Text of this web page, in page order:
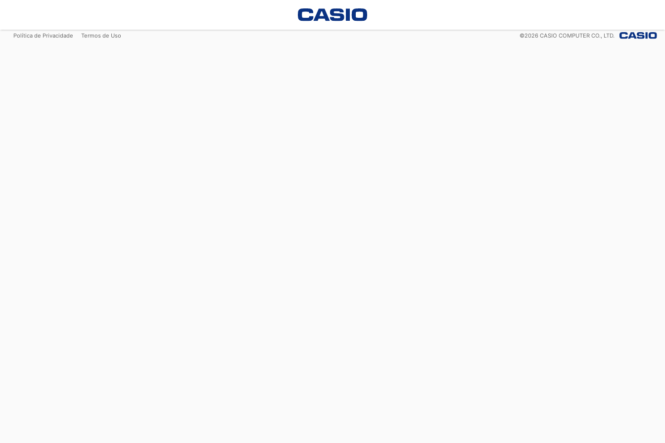
Política de Privacidade Termos de Uso ©2026 CASIO COMPUTER CO., LTD.